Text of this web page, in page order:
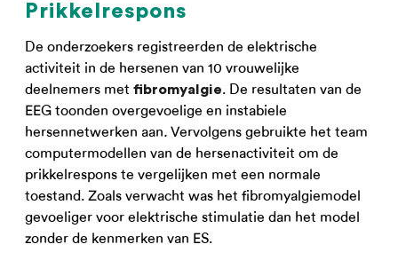
Prikkelrespons
De onderzoekers registreerden de elektrische
activiteit in de hersenen van 10 vrouwelijke
deelnemers met fibromyalgie. De resultaten van de
EEG toonden overgevoelige en instabiele
hersennetwerken aan. Vervolgens gebruikte het team
computermodellen van de hersenactiviteit om de
prikkelrespons te vergelijken met een normale
toestand. Zoals verwacht was het fibromyalgiemodel
gevoeliger voor elektrische stimulatie dan het model
zonder de kenmerken van ES.